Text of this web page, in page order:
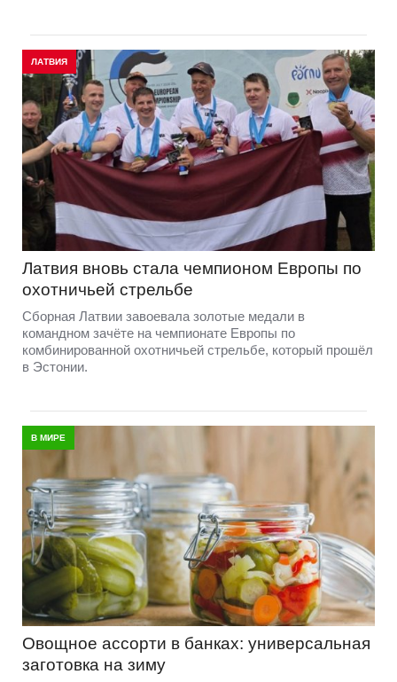
ЛАТВИЯ
Латвия вновь стала чемпионом Европы по
охотничьей стрельбе
Сборная Латвии завоевала золотые медали в
командном зачёте на чемпионате Европы по
комбинированной охотничьей стрельбе, который прошёл
в Эстонии.
В МИРЕ
Овощное ассорти в банках: универсальная
заготовка на зиму